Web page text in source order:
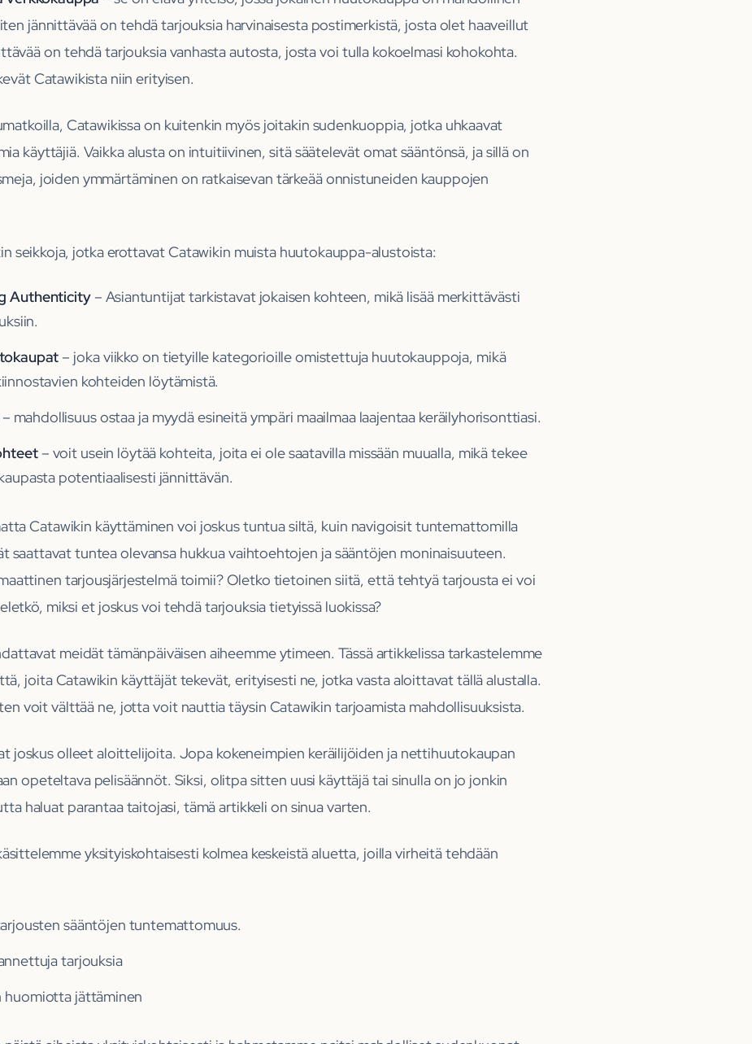
jännittävää on tehdä tarjouksia harvinaisesta postimerkistä, josta olet haaveillut
on tehdä tarjouksia vanhasta autosta, josta voi tulla kokoelmasi kohokohta.
Catawikista niin erityisen.
Catawikissa on kuitenkin myös joitakin sudenkuoppia, jotka uhkaavat
käyttäjiä. Vaikka alusta on intuitiivinen, sitä säätelevät omat sääntönsä, ja sillä on
joiden ymmärtäminen on ratkaisevan tärkeää onnistuneiden kauppojen
seikkoja, jotka erottavat Catawikin muista huutokauppa-alustoista:
Authenticity– Asiantuntijat tarkistavat jokaisen kohteen, mikä lisää merkittävästi
– joka viikko on tietyille kategorioille omistettuja huutokauppoja, mikä
kohteiden löytämistä.
mahdollisuus ostaa ja myydä esineitä ympäri maailmaa laajentaa keräilyhorisonttiasi.
– voit usein löytää kohteita, joita ei ole saatavilla missään muualla, mikä tekee
potentiaalisesti jännittävän.
Catawikin käyttäminen voi joskus tuntua siltä, kuin navigoisit tuntemattomilla
saattavat tuntea olevansa hukkua vaihtoehtojen ja sääntöjen moninaisuuteen.
tarjousjärjestelmä toimii? Oletko tietoinen siitä, että tehtyä tarjousta ei voi
miksi et joskus voi tehdä tarjouksia tietyissä luokissa?
meidät tämänpäiväisen aiheemme ytimeen. Tässä artikkelissa tarkastelemme
joita Catawikin käyttäjät tekevät, erityisesti ne, jotka vasta aloittavat tällä alustalla.
voit välttää ne, jotta voit nauttia täysin Catawikin tarjoamista mahdollisuuksista.
joskus olleet aloittelijoita. Jopa kokeneimpien keräilijöiden ja nettihuutokaupan
opeteltava pelisäännöt. Siksi, olitpa sitten uusi käyttäjä tai sinulla on jo jonkin
haluat parantaa taitojasi, tämä artikkeli on sinua varten.
yksityiskohtaisesti kolmea keskeistä aluetta, joilla virheitä tehdään
sääntöjen tuntemattomuus.
tarjouksia
huomiotta jättäminen